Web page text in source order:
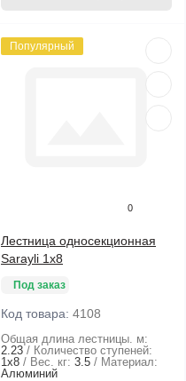
Популярный
0
Лестница односекционная
Sarayli 1х8
Под заказ
Код товара: 4108
Общая длина лестницы. м:
2.23
Количество ступеней:
1х8
Вес. кг: 3.5
Материал:
Алюминий